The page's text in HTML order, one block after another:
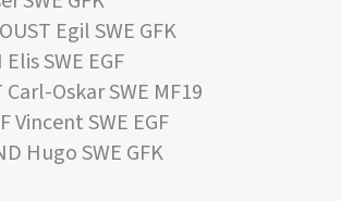
Egil SWE GFK
SWE EGF
Carl-Oskar SWE MF19
Vincent SWE EGF
Hugo SWE GFK